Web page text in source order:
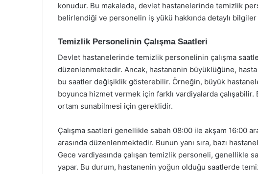
konudur. Bu makalede, devlet hastanelerinde temizlik
belirlendiği ve personelin iş yükü hakkında detaylı bilgiler
Temizlik Personelinin Çalışma Saatleri
Devlet hastanelerinde temizlik personelinin çalışma
düzenlenmektedir. Ancak, hastanenin büyüklüğüne, hasta
bu saatler değişiklik gösterebilir. Örneğin, büyük
boyunca hizmet vermek için farklı vardiyalarda
ortam sunabilmesi için gereklidir.
Çalışma saatleri genellikle sabah 08:00 ile akşam 16:00
arasında düzenlenmektedir. Bunun yanı sıra, bazı
Gece vardiyasında çalışan temizlik personeli, genellikle
yapar. Bu durum, hastanenin yoğun olduğu saatlerde